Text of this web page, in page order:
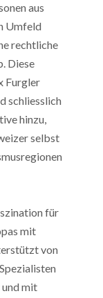
aus
Umfeld
rechtliche
Diese
Furgler
schliesslich
hinzu,
selbst
für
mit
von
mit